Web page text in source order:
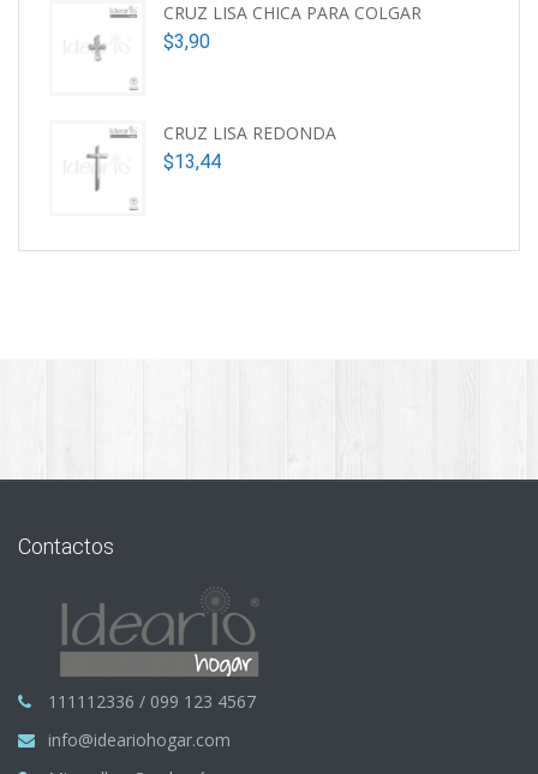
CRUZ LISA CHICA PARA COLGAR
$3,90
CRUZ LISA REDONDA
$13,44
Contactos
111112336 / 099 123 4567
info@ideariohogar.com